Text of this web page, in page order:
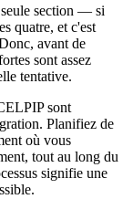
seule section — si
quatre, et c'est
avant de
sont assez
tentative.
sont
Planifiez de
où vous
tout au long du
signifie une